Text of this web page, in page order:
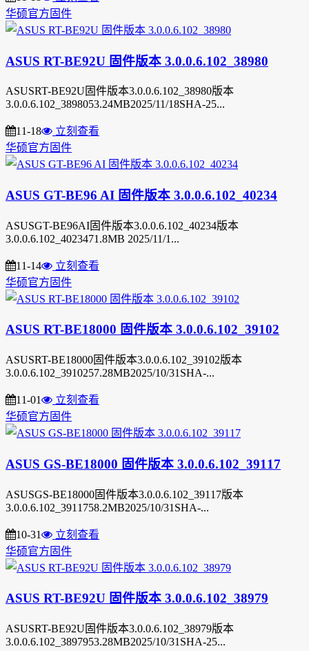
华硕官方固件
ASUS RT-BE92U 固件版本 3.0.0.6.102_38980
ASUSRT-BE92U固件版本3.0.0.6.102_38980版本
3.0.0.6.102_3898053.24MB2025/11/18SHA-25...
11-18
立刻查看
华硕官方固件
ASUS GT-BE96 AI 固件版本 3.0.0.6.102_40234
ASUSGT-BE96AI固件版本3.0.0.6.102_40234版本
3.0.0.6.102_4023471.8MB 2025/11/1...
11-14
立刻查看
华硕官方固件
ASUS RT-BE18000 固件版本 3.0.0.6.102_39102
ASUSRT-BE18000固件版本3.0.0.6.102_39102版本
3.0.0.6.102_3910257.28MB2025/10/31SHA-...
11-01
立刻查看
华硕官方固件
ASUS GS-BE18000 固件版本 3.0.0.6.102_39117
ASUSGS-BE18000固件版本3.0.0.6.102_39117版本
3.0.0.6.102_3911758.2MB2025/10/31SHA-...
10-31
立刻查看
华硕官方固件
ASUS RT-BE92U 固件版本 3.0.0.6.102_38979
ASUSRT-BE92U固件版本3.0.0.6.102_38979版本
3.0.0.6.102_3897953.28MB2025/10/31SHA-25...